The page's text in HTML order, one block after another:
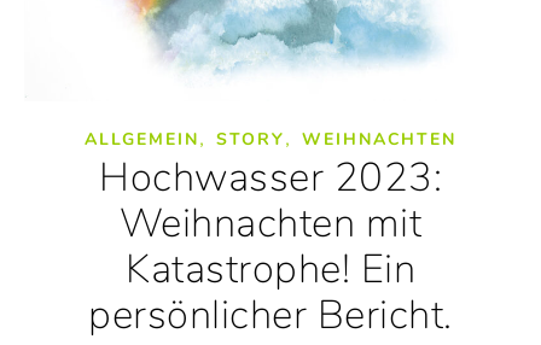
ALLGEMEIN, STORY, WEIHNACHTEN
Hochwasser 2023:
Weihnachten mit
Katastrophe! Ein
persönlicher Bericht.